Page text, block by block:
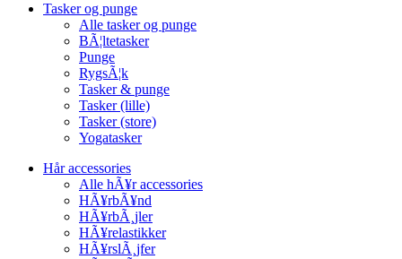
Tasker og punge
Alle tasker og punge
BÃ¦ltetasker
Punge
RygsÃ¦k
Tasker & punge
Tasker (lille)
Tasker (store)
Yogatasker
Hår accessories
Alle hÃ¥r accessories
HÃ¥rbÃ¥nd
HÃ¥rbÃ¸jler
HÃ¥relastikker
HÃ¥rslÃ¸jfer